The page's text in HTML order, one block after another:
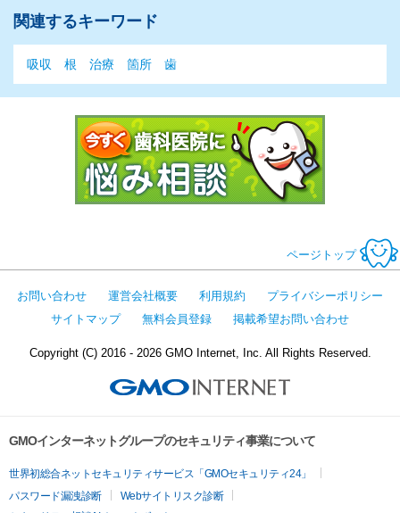
関連するキーワード
吸収 根 治療 箇所 歯
ページトップ
お問い合わせ 運営会社概要 利用規約
プライバシーポリシー
サイトマップ
無料会員登録 掲載希望お問い合わせ
Copyright (C) 2016 - 2026 GMO Internet, Inc. All Rights Reserved.
GMOインターネットグループのセキュリティ事業について
世界初総合ネットセキュリティサービス「GMOセキュリティ24」
パスワード漏洩診断
Webサイトリスク診断